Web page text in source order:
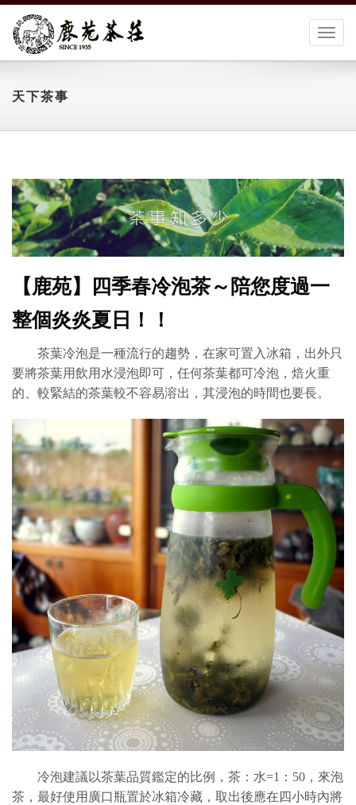
切
天下茶事
【鹿苑】四季春冷泡茶～陪您度過一
整個炎炎夏日！！
茶葉冷泡是一種流行的趨勢，在家可置入冰箱，出外只
要將茶葉用飲用水浸泡即可，任何茶葉都可冷泡，焙火重
的、較緊結的茶葉較不容易溶出，其浸泡的時間也要長。
冷泡建議以茶葉品質鑑定的比例，茶：水=1 ： 50 ，來泡
茶，最好使用廣口瓶置於冰箱冷藏，取出後應在四小時內將